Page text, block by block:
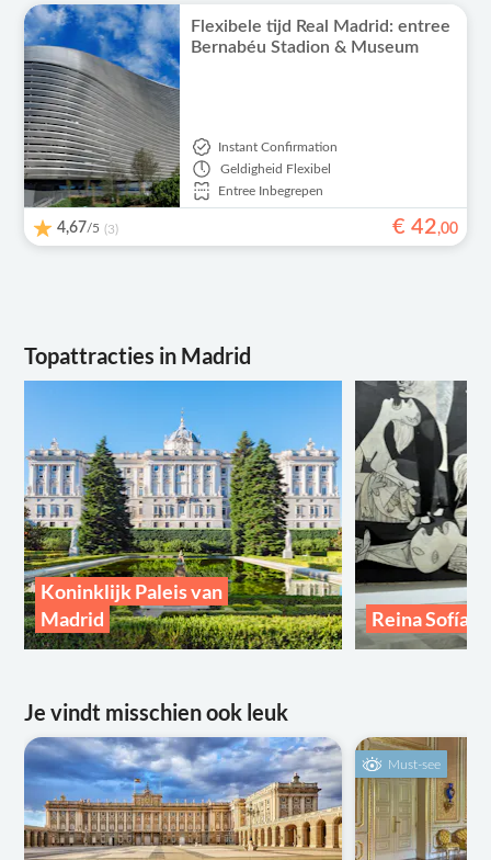
Flexibele tijd Real Madrid: entree
Bernabéu Stadion & Museum
Instant Confirmation
Geldigheid Flexibel
Entree Inbegrepen
4,67/5 (3) € 42,00
Topattracties in Madrid
Koninklijk Paleis van
Madrid
Reina Sofía
Je vindt misschien ook leuk
Must-see